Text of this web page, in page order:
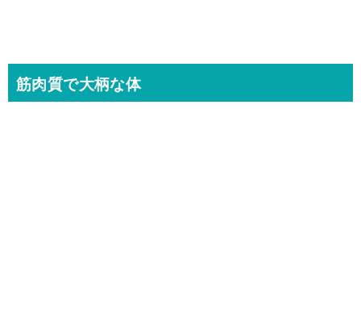
筋肉質で大柄な体